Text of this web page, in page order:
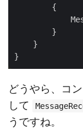
どうやら、コ
して
うですね。